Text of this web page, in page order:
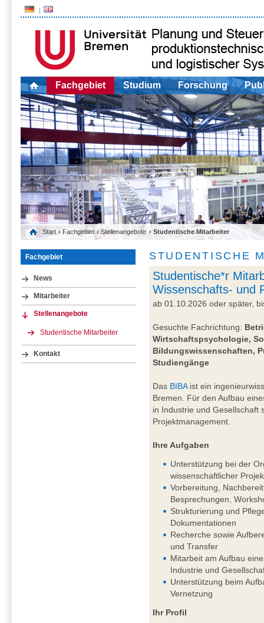
Fachgebiet Studium Forschung
Start › Fachgebiet ›Stellenangebote › Studentische Mitarbeiter
Fachgebiet
News
Mitarbeiter
Stellenangebote
Studentische Mitarbeiter
Kontakt
STUDENTISCHE
Studentische*r
Wissenschafts- und
ab 01.10.2026 oder später,
Gesuchte Fachrichtung:
Wirtschaftspsychologie,
Bildungswissenschaften,
Studiengänge
Das BIBAist ein
Bremen. Für den Aufbau
in Industrie und Gesellschaft
Projektmanagement.
Ihre Aufgaben
Unterstützung bei der
wissenschaftlicher
Vorbereitung,
Besprechungen,
Strukturierung und
Dokumentationen
Recherche sowie
und Transfer
Mitarbeit am Aufbau
Industrie und
Unterstützung beim
Vernetzung
Ihr Profil